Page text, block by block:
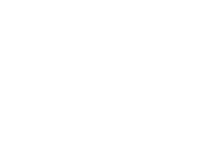
v oboru přesného strojírenství
zpracování obrazu, senzorová
technických procesů.
bylo možné provádět specifikace